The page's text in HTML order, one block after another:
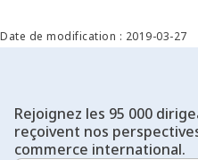
exportateurs et les secteurs
plus grande échelle et à percer
Date de modification : 2019-03-27
Rejoignez les 95 000
reçoivent nos
commerce international.